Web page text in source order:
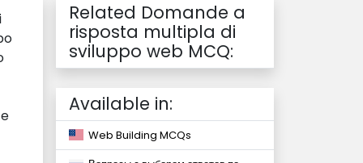
Related Domande a
risposta multipla di
sviluppo web MCQ:
Available in:
Web Building MCQs